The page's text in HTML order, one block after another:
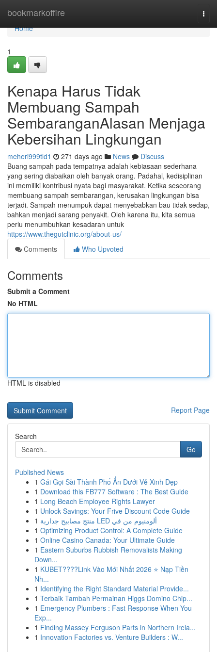
bookmarkoffire
Home
Home
1
Kenapa Harus Tidak
Membuang Sampah
SembaranganAlasan Menjaga
Kebersihan Lingkungan
meheri999tld1 271 days ago News
Discuss
Buang sampah pada tempatnya adalah kebiasaan sederhana
yang sering diabaikan oleh banyak orang. Padahal, kedisiplinan
ini memiliki kontribusi nyata bagi masyarakat. Ketika seseorang
membuang sampah sembarangan, kerusakan lingkungan bisa
terjadi. Sampah menumpuk dapat menyebabkan bau tidak sedap,
bahkan menjadi sarang penyakit. Oleh karena itu, kita semua
perlu menumbuhkan kesadaran untuk
https://www.thegutclinic.org/about-us/
Comments
Who Upvoted
Comments
Submit a Comment
No HTML
HTML is disabled
Report Page
Search
Go
Published News
1 Gái Gọi Sài Thành Phố Ẩn Dưới Vẻ Xinh Đẹp
1 Download this FB777 Software : The Best Guide
1 Long Beach Employee Rights Lawyer
1 Unlock Savings: Your Frive Discount Code Guide
1
منتج مصابيح جدارية LED ألومنيوم من في
1 Optimizing Product Control: A Complete Guide
1 Online Casino Canada: Your Ultimate Guide
1 Eastern Suburbs Rubbish Removalists Making
Down...
1 KUBET????️Link Vào Mới Nhất 2026 ⭐ Nạp Tiền
Nh...
1 Identifying the Right Standard Material Provide...
1 Terbaik Tambah Permainan Higgs Domino Chip...
1 Emergency Plumbers : Fast Response When You
Exp...
1 Finding Massey Ferguson Parts in Northern Irela...
1 Innovation Factories vs. Venture Builders : W...